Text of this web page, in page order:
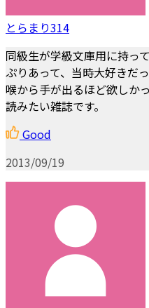
とらまり314
同級生が学級文庫用に持っ
ぷりあって、当時大好きだ
喉から手が出るほど欲しか
読みたい雑誌です。
Good
2013/09/19